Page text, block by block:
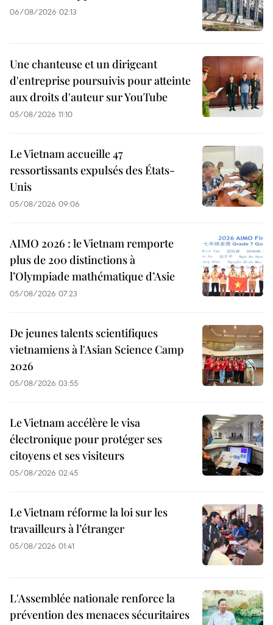
06/08/2026 02:13
Une chanteuse et un dirigeant
d'entreprise poursuivis pour atteinte
aux droits d'auteur sur YouTube
05/08/2026 11:10
Le Vietnam accueille 47
ressortissants expulsés des États-
Unis
05/08/2026 09:06
AIMO 2026 : le Vietnam remporte
plus de 200 distinctions à
l’Olympiade mathématique d’Asie
05/08/2026 07:23
De jeunes talents scientifiques
vietnamiens à l'Asian Science Camp
2026
05/08/2026 03:55
Le Vietnam accélère le visa
électronique pour protéger ses
citoyens et ses visiteurs
05/08/2026 02:45
Le Vietnam réforme la loi sur les
travailleurs à l’étranger
05/08/2026 01:41
L'Assemblée nationale renforce la
prévention des menaces sécuritaires